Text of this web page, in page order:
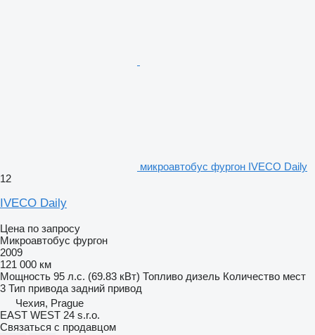
микроавтобус фургон IVECO Daily
12
IVECO Daily
Цена по запросу
Микроавтобус фургон
2009
121 000 км
Мощность 95 л.с. (69.83 кВт) Топливо дизель Количество мест
3 Тип привода задний привод
Чехия, Prague
EAST WEST 24 s.r.o.
Связаться с продавцом